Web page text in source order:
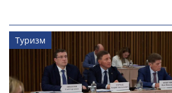
Туризм